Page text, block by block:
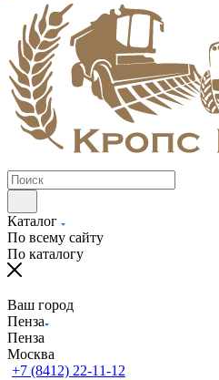
Каталог
По всему сайту
По каталогу
Ваш город
Пенза
Пенза
Москва
+7 (8412) 22-11-12